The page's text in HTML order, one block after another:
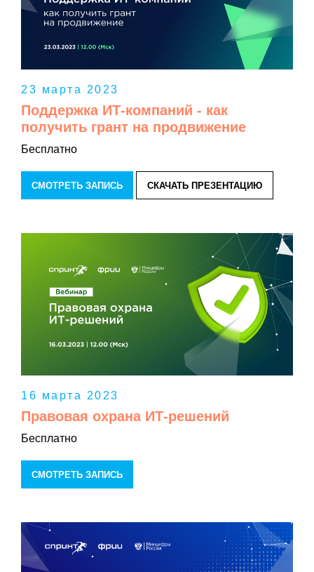
23 марта 2023
Поддержка ИТ-компаний - как
получить грант на продвижение
Бесплатно
СМОТРЕТЬ ЗАПИСЬ СКАЧАТЬ ПРЕЗЕНТАЦИЮ
16 марта 2023
Правовая охрана ИТ-решений
Бесплатно
СМОТРЕТЬ ЗАПИСЬ